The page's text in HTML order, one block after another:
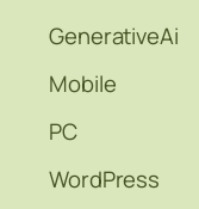
GenerativeAi
Mobile
PC
WordPress